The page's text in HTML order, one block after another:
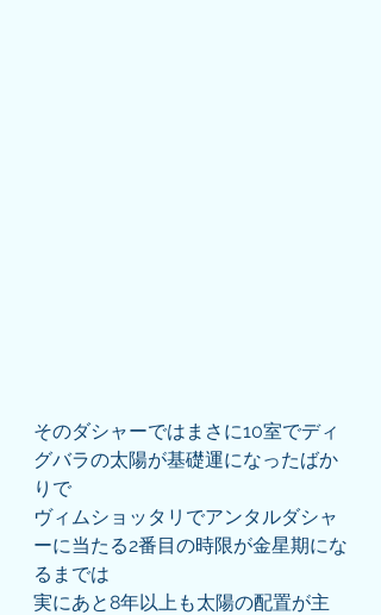
そのダシャーではまさに10室でディ
グバラの太陽が基礎運になったばか
りで
ヴィムショッタリでアンタルダシャ
ーに当たる2番目の時限が金星期にな
るまでは
実にあと8年以上も太陽の配置が主